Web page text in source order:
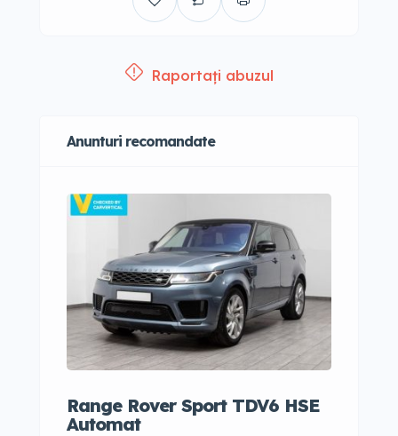
Raportați abuzul
Anunturi recomandate
Range Rover Sport TDV6 HSE
Automat